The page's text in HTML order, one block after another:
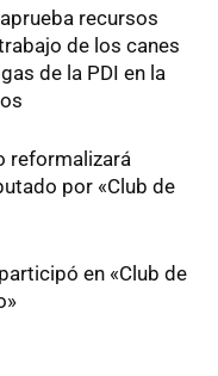
recursos
de los canes
de la PDI en la
reformalizará
por «Club de
en «Club de